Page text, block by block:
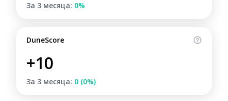
За 3 месяца: 0%
DuneScore
+10
За 3 месяца: 0 (0%)